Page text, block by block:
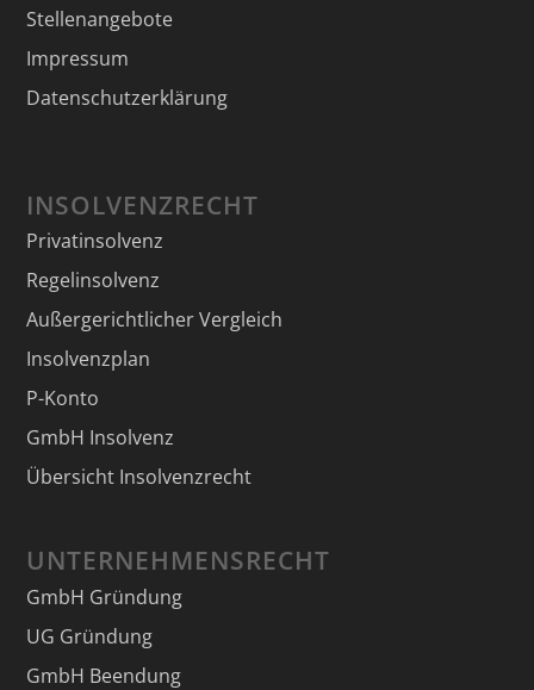
Stellenangebote
Impressum
Datenschutzerklärung
INSOLVENZRECHT
Privatinsolvenz
Regelinsolvenz
Außergerichtlicher Vergleich
Insolvenzplan
P-Konto
GmbH Insolvenz
Übersicht Insolvenzrecht
UNTERNEHMENSRECHT
GmbH Gründung
UG Gründung
GmbH Beendung